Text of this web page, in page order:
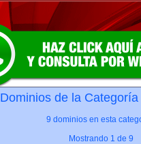
Dominios de la
9 dominios en esta
Mostrando 1 de 9